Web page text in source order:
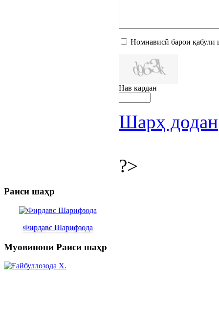
Номнависӣ барои қабули
Нав кардан
Шарҳ додан
?>
Раиси шаҳр
Фирдавс Шарифзода
Муовинони Раиси шаҳр